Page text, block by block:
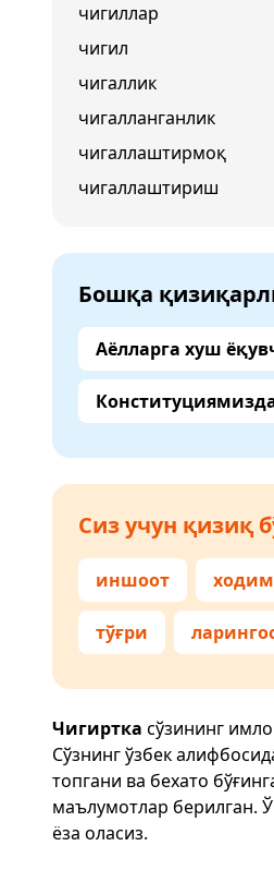
чигиллар
чигил
чигаллик
чигалланганлик
чигаллаштирмоқ
чигаллаштириш
Бошқа
Аёлларга хуш
Сиз учун қизиқ
иншоот ходим
тўғри
Чигиртка сўзининг
Сўзнинг ўзбек
топгани ва бехато
маълумотлар берилган.
ёза оласиз.